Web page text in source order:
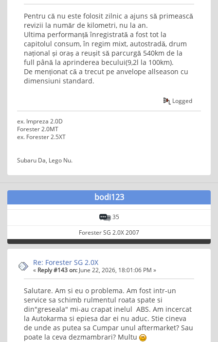
Pentru că nu este folosit zilnic a ajuns să primească
revizii la număr de kilometri, nu la an.
Ultima performanță înregistrată a fost tot la
capitolul consum, în regim mixt, autostradă, drum
național și oraș a reușit să parcurgă 540km de la
full până la aprinderea becului(9,2l la 100km).
De menționat că a trecut pe anvelope allseason cu
dimensiuni standard.
Logged
ex. Impreza 2.0D
Forester 2.0MT
ex. Forester 2.5XT
Subaru Da, Lego Nu.
bodi123
35
Forester SG 2.0X 2007
Re: Forester SG 2.0X
« Reply #143 on: June 22, 2026, 18:01:06 PM »
Salutare. Am si eu o problema. Am fost intr-un
service sa schimb rulmentul roata spate si
din"greseala" mi-au crapat inelul ABS. Am incercat
la Autokarma si epiesa dar ei nu aduc. Stie cineva
de unde as putea sa Cumpar unul aftermarket? Sau
poate la ceva dezmambrari? Multu